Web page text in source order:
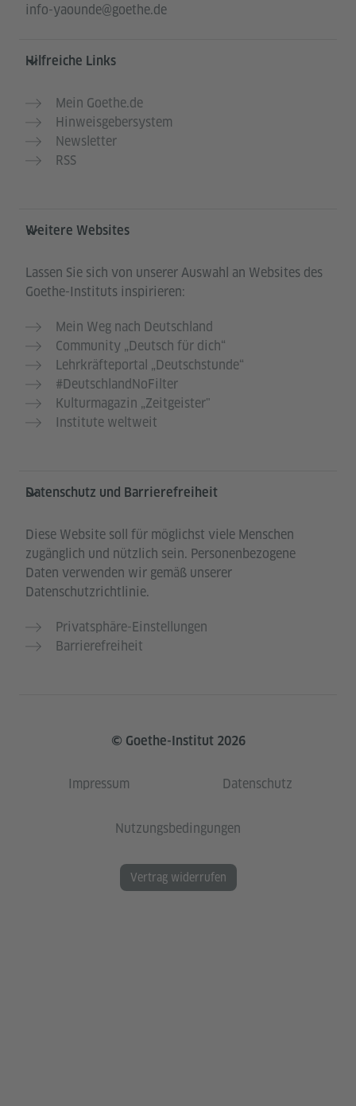
info-yaounde@goethe.de
Hilfreiche Links
Mein Goethe.de
Hinweisgebersystem
Newsletter
RSS
Weitere Websites
Lassen Sie sich von unserer Auswahl an Websites des
Goethe-Instituts inspirieren:
Mein Weg nach Deutschland
Community „Deutsch für dich“
Lehrkräfteportal „Deutschstunde“
#DeutschlandNoFilter
Kulturmagazin „Zeitgeister"
Institute weltweit
Datenschutz und Barrierefreiheit
Diese Website soll für möglichst viele Menschen
zugänglich und nützlich sein. Personenbezogene
Daten verwenden wir gemäß unserer
Datenschutzrichtlinie.
Privatsphäre-Einstellungen
Barrierefreiheit
© Goethe-Institut 2026
Impressum Datenschutz
Nutzungsbedingungen
Vertrag widerrufen